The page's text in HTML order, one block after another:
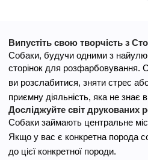
Випустіть свою творчість з
Собаки, будучи одними з
сторінок для розфарбовування.
ви розслабитися, зняти стрес
приємну діяльність, яка не знає
Досліджуйте світ друкованих
Собаки займають центральне
Якщо у вас є конкретна порода
до цієї конкретної породи.